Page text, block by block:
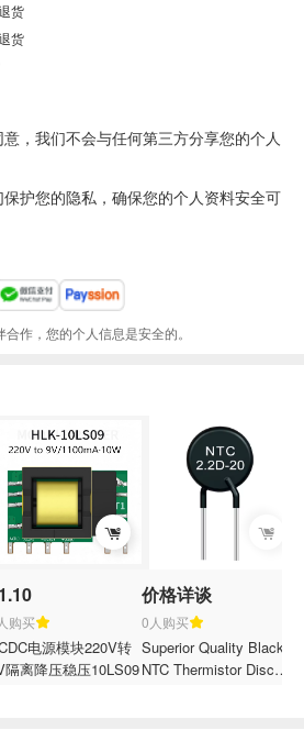
货
货
，我们不会与任何第三方分享您的个人
护您的隐私，确保您的个人资料安全可
作，您的个人信息是安全的。
购买
电源模块220V转
隔离降压稳压10LS09
价格详谈
0人购买
Superior Quality Black
NTC Thermistor Disc